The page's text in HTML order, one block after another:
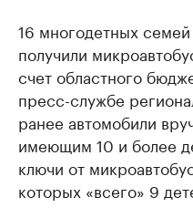
16 многодетных
получили
счет областного
пресс-службе
ранее автомобили
имеющим 10 и более
ключи от
которых «всего» 9